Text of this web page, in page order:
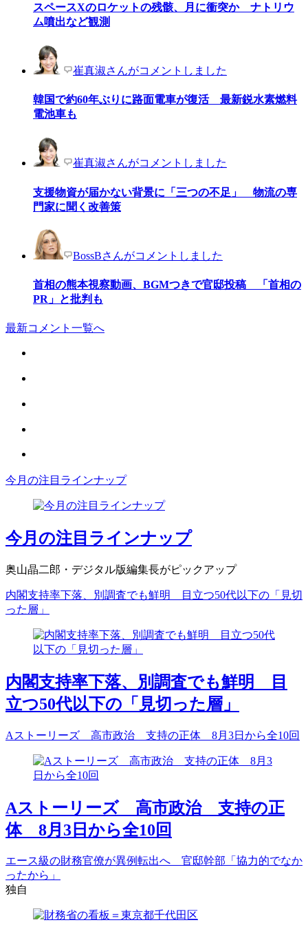
スペースXのロケットの残骸、月に衝突か ナトリウ
ム噴出など観測
崔真淑さんがコメントしました
韓国で約60年ぶりに路面電車が復活 最新鋭水素燃料
電池車も
崔真淑さんがコメントしました
支援物資が届かない背景に「三つの不足」 物流の専
門家に聞く改善策
BossBさんがコメントしました
首相の熊本視察動画、BGMつきで官邸投稿 「首相の
PR」と批判も
最新コメント一覧へ
今月の注目ラインナップ
今月の注目ラインナップ
奥山晶二郎・デジタル版編集長がピックアップ
内閣支持率下落、別調査でも鮮明 目立つ50代以下の「見切
った層」
内閣支持率下落、別調査でも鮮明 目
立つ50代以下の「見切った層」
Aストーリーズ 高市政治 支持の正体 8月3日から全10回
Aストーリーズ 高市政治 支持の正
体 8月3日から全10回
エース級の財務官僚が異例転出へ 官邸幹部「協力的でなか
ったから」
独自